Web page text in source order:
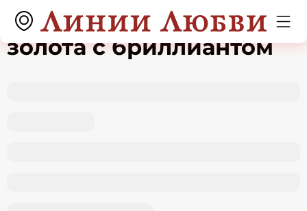
Кольцо из белого
золота с бриллиантом